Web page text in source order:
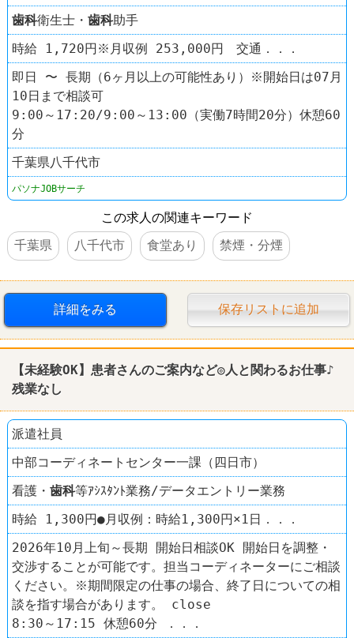
歯科衛生士・ 歯科助手
時給 1,720円※月収例 253,000円 交通．．．
即日 〜 長期（6ヶ月以上の可能性あり）※開始日は07月
10日まで相談可
9:00～17:20/9:00～13:00（実働7時間20分）休憩60
分
千葉県八千代市
パソナJOBサーチ
この求人の関連キーワード
千葉県
八千代市 食堂あり 禁煙・分煙
詳細をみる 保存リストに追加
【未経験OK】患者さんのご案内など◎人と関わるお仕事♪
残業なし
派遣社員
中部コーディネートセンター一課（四日市）
看護・ 歯科等ｱｼｽﾀﾝﾄ業務/データエントリー業務
時給 1,300円●月収例：時給1,300円×1日．．．
2026年10月上旬～長期 開始日相談OK 開始日を調整・
交渉することが可能です。担当コーディネーターにご相談
ください。※期間限定の仕事の場合、終了日についての相
談を指す場合があります。 close
8:30～17:15 休憩60分 ．．．